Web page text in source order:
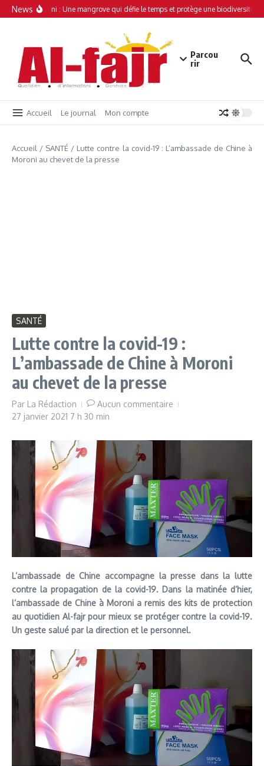
Aller au contenu
News
Simamboini : Une mangrove qui défie le temps et protège une biodiversité
Parcou
rir
Accueil Le journal Mon compte
Accueil / SANTÉ / Lutte contre la covid-19 : L’ambassade de Chine à
Moroni au chevet de la presse
SANTÉ
Lutte contre la covid-19 :
L’ambassade de Chine à Moroni
au chevet de la presse
Par La Rédaction
Aucun commentaire
27 janvier 2021 7 h 30 min
L’ambassade de Chine accompagne la presse dans la lutte
contre la propagation de la covid-19. Dans la matinée d’hier,
l’ambassade de Chine à Moroni a remis des kits de protection
au quotidien Al-fajr pour mieux se protéger contre la covid-19.
Un geste salué par la direction et le personnel.